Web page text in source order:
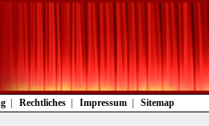
Rechtliches Impressum Sitemap